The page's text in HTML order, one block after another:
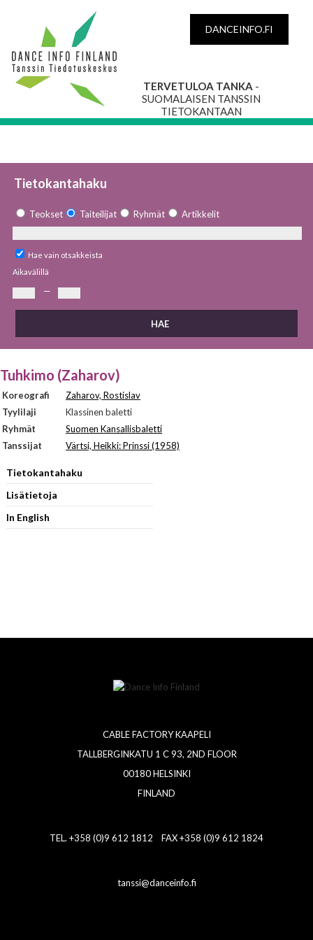
DANCEINFO.FI
TERVETULOA TANKA -
SUOMALAISEN TANSSIN
TIETOKANTAAN
Tietokantahaku
Teokset Taiteilijat Ryhmät Artikkelit
Hae vain otsakkeista
Aikavälillä
—
Tuhkimo (Zaharov)
Koreografi
Zaharov, Rostislav
Tyylilaji
Klassinen baletti
Ryhmät
Suomen Kansallisbaletti
Tanssijat
Värtsi, Heikki: Prinssi (1958)
Tietokantahaku
Lisätietoja
In English
CABLE FACTORY KAAPELI
TALLBERGINKATU 1 C 93, 2ND FLOOR
00180 HELSINKI
FINLAND
TEL. +358 (0)9 612 1812 FAX +358 (0)9 612 1824
tanssi@danceinfo.fi